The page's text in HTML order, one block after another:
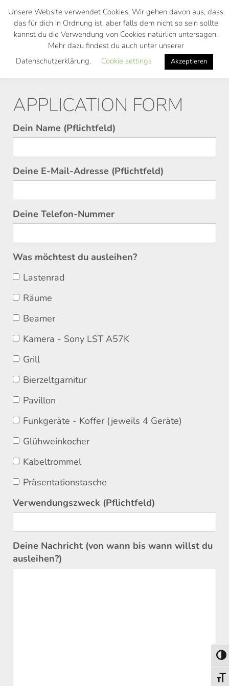
Skip
main
APPLICATION FORM
Dein Name (Pflichtfeld)
Bitte lasse dieses Feld leer.
Deine E-Mail-Adresse (Pflichtfeld)
Bitte lasse dieses Feld leer.
Deine Telefon-Nummer
Was möchtest du ausleihen?
Lastenrad
Räume
Beamer
Kamera - Sony LST A57K
Grill
Bierzeltgarnitur
Pavillon
Funkgeräte - Koffer (jeweils 4 Geräte)
Glühweinkocher
Kabeltrommel
Präsentationstasche
Verwendungszweck (Pflichtfeld)
Deine Nachricht (von wann bis wann willst du
ausleihen?)
Unsere Website verwendet Cookies. Wir gehen davon aus, dass
das für dich in Ordnung ist, aber falls dem nicht so sein sollte
kannst du die Verwendung von Cookies natürlich untersagen.
Mehr dazu findest du auch unter unserer
Datenschutzerklärung.
Cookie settings Akzeptieren